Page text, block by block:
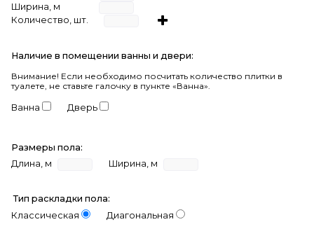
Ширина, м
Количество, шт.
Наличие в помещении ванны и двери:
Внимание! Если необходимо посчитать количество плитки в
туалете, не ставьте галочку в пункте «Ванна».
Ванна Дверь
Размеры пола:
Длина, м
Ширина, м
Тип раскладки пола:
Классическая
Диагональная